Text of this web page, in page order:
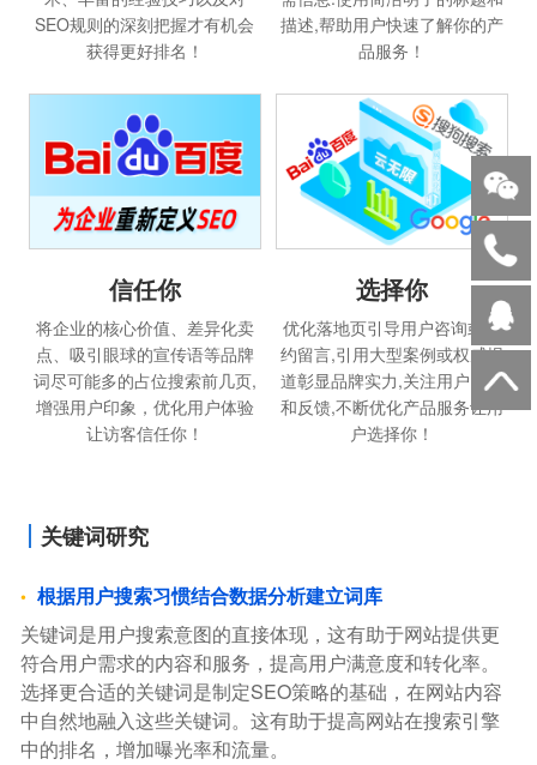
SEO规则的深刻把握才有机会
获得更好排名！
描述,帮助用户快速了解你的产
品服务！
信任你
将企业的核心价值、差异化卖
点、吸引眼球的宣传语等品牌
词尽可能多的占位搜索前几页,
增强用户印象，优化用户体验
让访客信任你！
选择你
优化落地页引导用户咨询或预
约留言,引用大型案例或权威报
道彰显品牌实力,关注用户需求
和反馈,不断优化产品服务让用
户选择你！
关键词研究
根据用户搜索习惯结合数据分析建立词库
关键词是用户搜索意图的直接体现，这有助于网站提供更
符合用户需求的内容和服务，提高用户满意度和转化率。
选择更合适的关键词是制定SEO策略的基础，在网站内容
中自然地融入这些关键词。这有助于提高网站在搜索引擎
中的排名，增加曝光率和流量。